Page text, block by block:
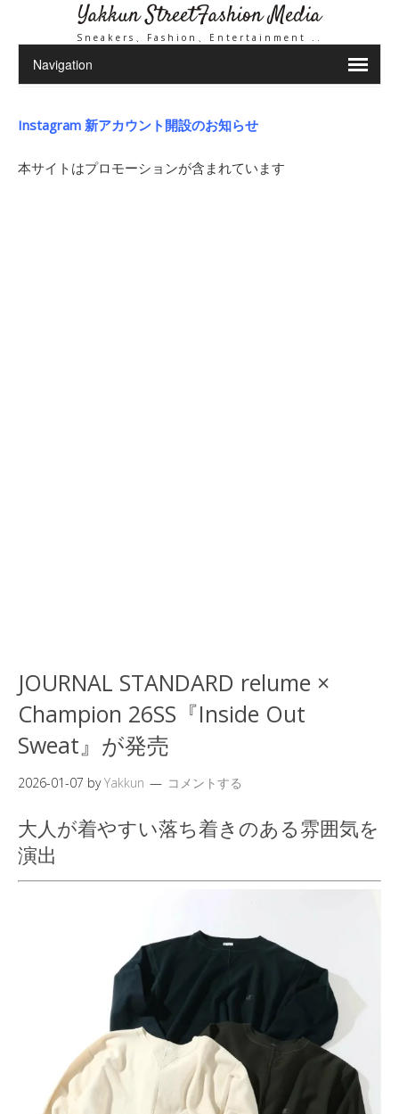
Yakkun StreetFashion Media
Sneakers、Fashion、Entertainment ..
Instagram 新アカウント開設のお知らせ
本サイトはプロモーションが含まれています
JOURNAL STANDARD relume ×
Champion 26SS『Inside Out
Sweat』が発売
2026-01-07 byYakkun コメントする
大人が着やすい落ち着きのある雰囲気を
演出